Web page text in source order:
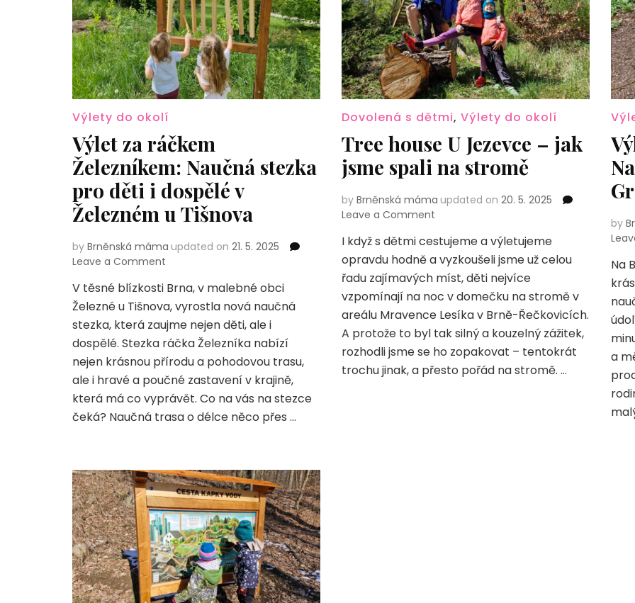
Výlety do okolí
Výlet za ráčkem
Železníkem: Naučná stezka
pro děti i dospělé v
Železném u Tišnova
by Brněnská máma updated on 21. 5. 2025
Leave a Comment
za
ráčkem
Železníkem:
Naučná
stezka
pro
děti
i
dospělé
v
Tišnova
V těsné blízkosti Brna, v malebné obci
Železné u Tišnova, vyrostla nová naučná
stezka, která zaujme nejen děti, ale i
dospělé. Stezka ráčka Železníka nabízí
nejen krásnou přírodu a pohodovou trasu,
ale i hravé a poučné zastavení v krajině,
která má co vyprávět. Co na vás na stezce
čeká? Naučná trasa o délce něco přes …
Dovolená s dětmi, Výlety do okolí
Tree house U Jezevce – jak
jsme spali na stromě
by Brněnská máma updated on 20. 5. 2025
Leave a Commenton
house
U
Jezevce
jak
jsme
spali
na
stromě
I když s dětmi cestujeme a výletujeme
opravdu hodně a vyzkoušeli jsme už celou
řadu zajímavých míst, děti nejvíce
vzpomínají na noc v domečku na stromě v
areálu Mravence Lesíka v Brně-Řečkovicích.
A protože to byl tak silný a kouzelný zážitek,
rozhodli jsme se ho zopakovat – tentokrát
trochu jinak, a přesto pořád na stromě. …
by
Na
a